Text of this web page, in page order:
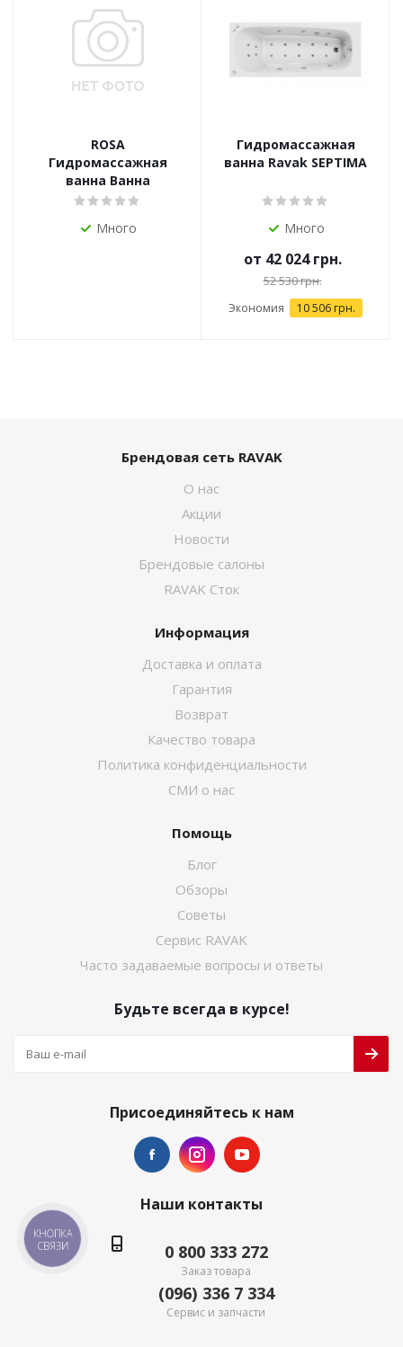
ROSA
Гидромассажная
ванна Ванна
Много
Гидромассажная
ванна Ravak SEPTIMA
Много
от 42 024 грн.
52 530 грн.
Экономия 10 506 грн.
Брендовая сеть RAVAK
О нас
Акции
Новости
Брендовые салоны
RAVAK Сток
Информация
Доставка и оплата
Гарантия
Возврат
Качество товара
Политика конфиденциальности
СМИ о нас
Помощь
Блог
Обзоры
Советы
Сервис RAVAK
Часто задаваемые вопросы и ответы
Будьте всегда в курсе!
Присоединяйтесь к нам
Наши контакты
0 800 333 272
Заказ товара
(096) 336 7 334
Сервис и запчасти
КНОПКА
СВЯЗИ